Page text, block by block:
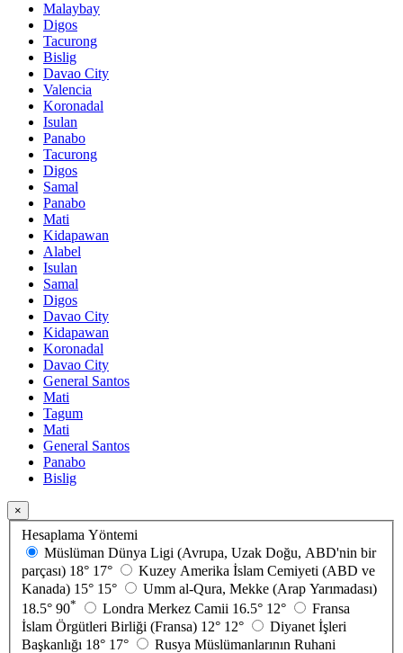
Malaybay
Digos
Tacurong
Bislig
Davao City
Valencia
Koronadal
Isulan
Panabo
Tacurong
Digos
Samal
Panabo
Mati
Kidapawan
Alabel
Isulan
Samal
Digos
Davao City
Kidapawan
Koronadal
Davao City
General Santos
Mati
Tagum
Mati
General Santos
Panabo
Bislig
×
Hesaplama Yöntemi
Müslüman Dünya Ligi (Avrupa, Uzak Doğu, ABD'nin bir
parçası) 18° 17°
Kuzey Amerika İslam Cemiyeti (ABD ve
Kanada) 15° 15°
Umm al-Qura, Mekke (Arap Yarımadası)
18.5° 90* Londra Merkez Camii 16.5° 12°
Fransa
İslam Örgütleri Birliği (Fransa) 12° 12°
Diyanet İşleri
Başkanlığı 18° 17° Rusya Müslümanlarının Ruhani